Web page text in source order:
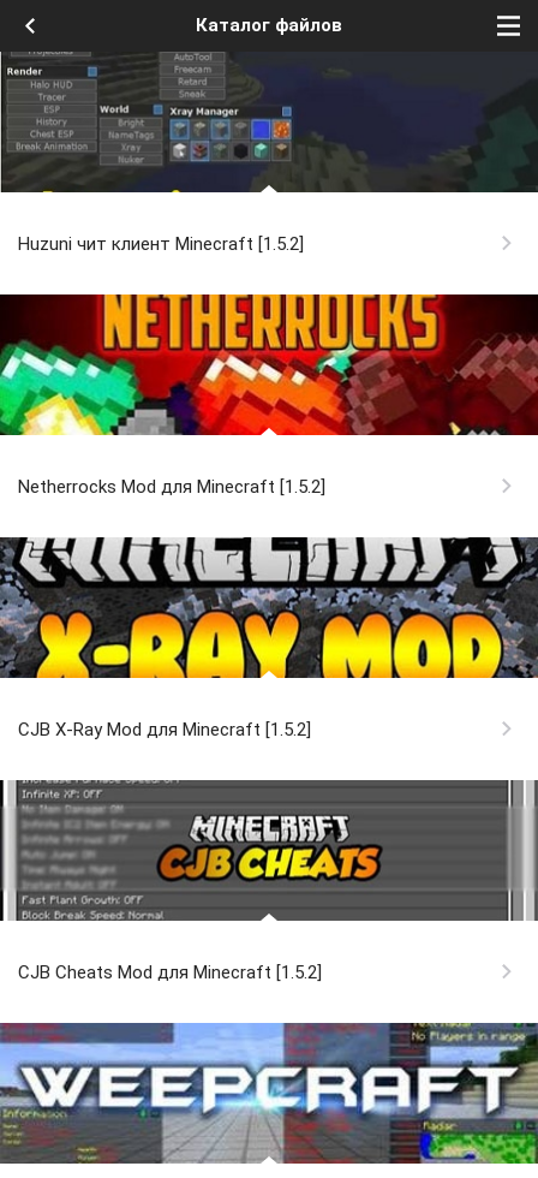
Каталог файлов
Huzuni чит клиент Minecraft [1.5.2]
Netherrocks Mod для Minecraft [1.5.2]
CJB X-Ray Mod для Minecraft [1.5.2]
CJB Cheats Mod для Minecraft [1.5.2]